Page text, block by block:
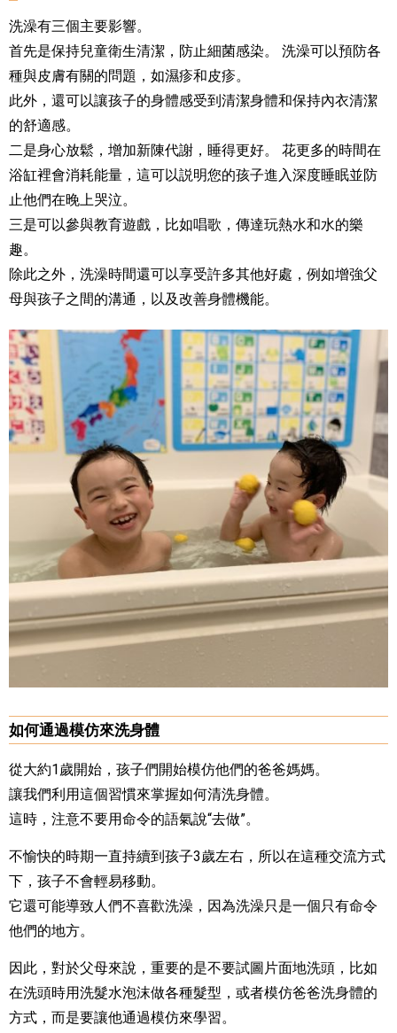
洗澡有三個主要影響。
首先是保持兒童衛生清潔，防止細菌感染。 洗澡可以預防各
種與皮膚有關的問題，如濕疹和皮疹。
此外，還可以讓孩子的身體感受到清潔身體和保持內衣清潔
的舒適感。
二是身心放鬆，增加新陳代謝，睡得更好。 花更多的時間在
浴缸裡會消耗能量，這可以説明您的孩子進入深度睡眠並防
止他們在晚上哭泣。
三是可以參與教育遊戲，比如唱歌，傳達玩熱水和水的樂
趣。
除此之外，洗澡時間還可以享受許多其他好處，例如增強父
母與孩子之間的溝通，以及改善身體機能。
如何通過模仿來洗身體
從大約1歲開始，孩子們開始模仿他們的爸爸媽媽。
讓我們利用這個習慣來掌握如何清洗身體。
這時，注意不要用命令的語氣說“去做”。
不愉快的時期一直持續到孩子3歲左右，所以在這種交流方式
下，孩子不會輕易移動。
它還可能導致人們不喜歡洗澡，因為洗澡只是一個只有命令
他們的地方。
因此，對於父母來說，重要的是不要試圖片面地洗頭，比如
在洗頭時用洗髮水泡沫做各種髮型，或者模仿爸爸洗身體的
方式，而是要讓他通過模仿來學習。